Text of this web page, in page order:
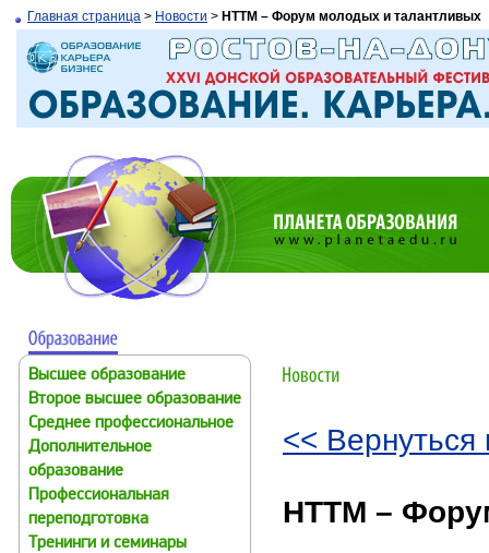
Главная страница > Новости > НТТМ – Форум молодых и талантливых
Высшее образование
Второе высшее образование
Среднее профессиональное
Дополнительное
образование
Профессиональная
переподготовка
Тренинги и семинары
<< Вернуться
НТТМ –